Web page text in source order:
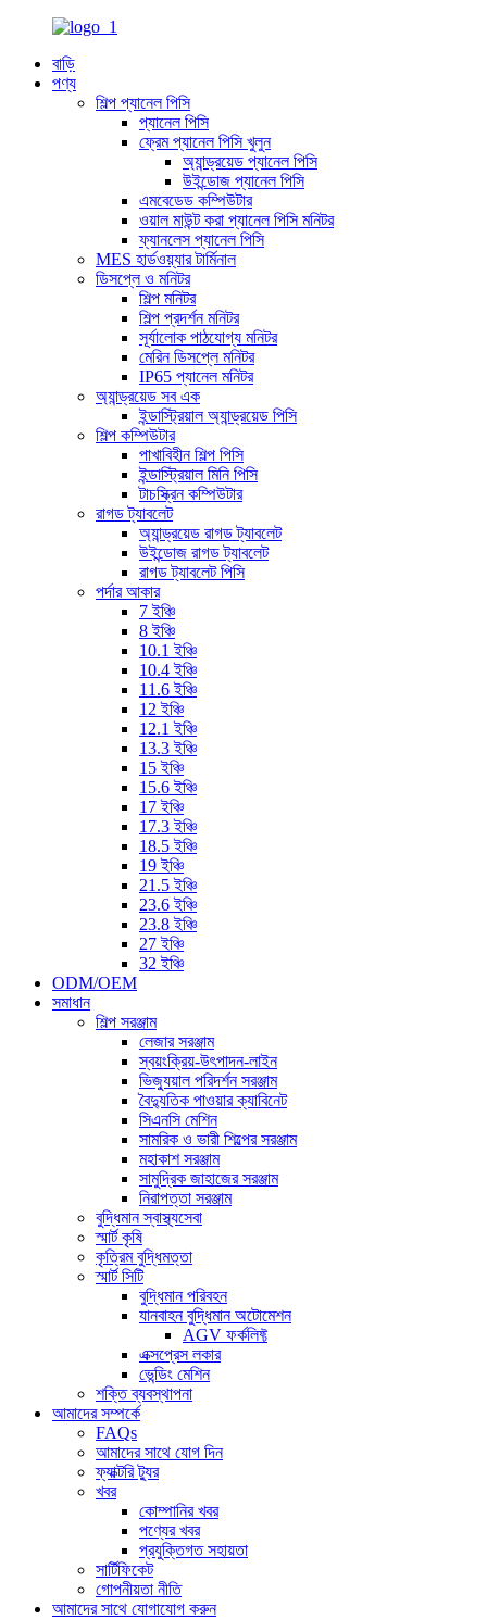
বাড়ি
পণ্য
শিল্প প্যানেল পিসি
প্যানেল পিসি
ফ্রেম প্যানেল পিসি খুলুন
অ্যান্ড্রয়েড প্যানেল পিসি
উইন্ডোজ প্যানেল পিসি
এমবেডেড কম্পিউটার
ওয়াল মাউন্ট করা প্যানেল পিসি মনিটর
ফ্যানলেস প্যানেল পিসি
MES হার্ডওয়্যার টার্মিনাল
ডিসপ্লে ও মনিটর
শিল্প মনিটর
শিল্প প্রদর্শন মনিটর
সূর্যালোক পাঠযোগ্য মনিটর
মেরিন ডিসপ্লে মনিটর
IP65 প্যানেল মনিটর
অ্যান্ড্রয়েড সব এক
ইন্ডাস্ট্রিয়াল অ্যান্ড্রয়েড পিসি
শিল্প কম্পিউটার
পাখাবিহীন শিল্প পিসি
ইন্ডাস্ট্রিয়াল মিনি পিসি
টাচস্ক্রিন কম্পিউটার
রাগড ট্যাবলেট
অ্যান্ড্রয়েড রাগড ট্যাবলেট
উইন্ডোজ রাগড ট্যাবলেট
রাগড ট্যাবলেট পিসি
পর্দার আকার
7 ইঞ্চি
8 ইঞ্চি
10.1 ইঞ্চি
10.4 ইঞ্চি
11.6 ইঞ্চি
12 ইঞ্চি
12.1 ইঞ্চি
13.3 ইঞ্চি
15 ইঞ্চি
15.6 ইঞ্চি
17 ইঞ্চি
17.3 ইঞ্চি
18.5 ইঞ্চি
19 ইঞ্চি
21.5 ইঞ্চি
23.6 ইঞ্চি
23.8 ইঞ্চি
27 ইঞ্চি
32 ইঞ্চি
ODM/OEM
সমাধান
শিল্প সরঞ্জাম
লেজার সরঞ্জাম
স্বয়ংক্রিয়-উৎপাদন-লাইন
ভিজ্যুয়াল পরিদর্শন সরঞ্জাম
বৈদ্যুতিক পাওয়ার ক্যাবিনেট
সিএনসি মেশিন
সামরিক ও ভারী শিল্পের সরঞ্জাম
মহাকাশ সরঞ্জাম
সামুদ্রিক জাহাজের সরঞ্জাম
নিরাপত্তা সরঞ্জাম
বুদ্ধিমান স্বাস্থ্যসেবা
স্মার্ট কৃষি
কৃত্রিম বুদ্ধিমত্তা
স্মার্ট সিটি
বুদ্ধিমান পরিবহন
যানবাহন বুদ্ধিমান অটোমেশন
AGV ফর্কলিফ্ট
এক্সপ্রেস লকার
ভেন্ডিং মেশিন
শক্তি ব্যবস্থাপনা
আমাদের সম্পর্কে
FAQs
আমাদের সাথে যোগ দিন
ফ্যাক্টরি ট্যুর
খবর
কোম্পানির খবর
পণ্যের খবর
প্রযুক্তিগত সহায়তা
সার্টিফিকেট
গোপনীয়তা নীতি
আমাদের সাথে যোগাযোগ করুন